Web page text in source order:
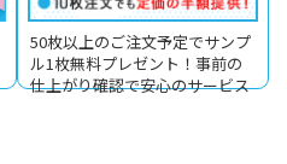
50枚以上のご注文予定でサンプ
ル1枚無料プレゼント！事前の
仕上がり確認で安心のサービス